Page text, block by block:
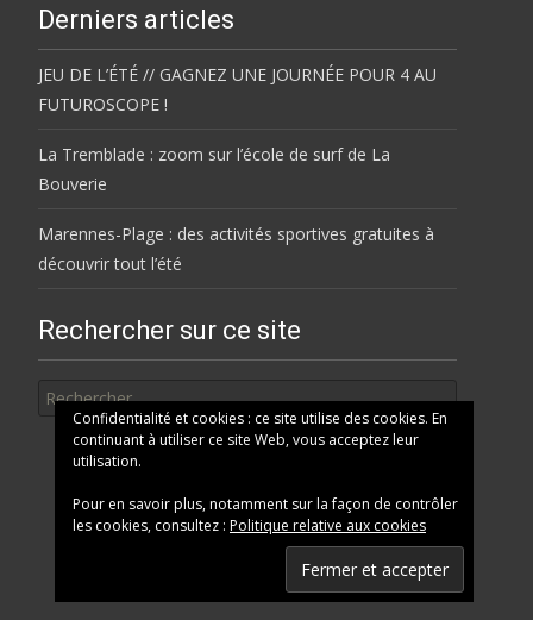
Derniers articles
JEU DE L’ÉTÉ // GAGNEZ UNE JOURNÉE POUR 4 AU
FUTUROSCOPE !
La Tremblade : zoom sur l’école de surf de La
Bouverie
Marennes-Plage : des activités sportives gratuites à
découvrir tout l’été
Rechercher sur ce site
Confidentialité et cookies : ce site utilise des cookies. En
continuant à utiliser ce site Web, vous acceptez leur
utilisation.
Pour en savoir plus, notamment sur la façon de contrôler
les cookies, consultez : Politique relative aux cookies